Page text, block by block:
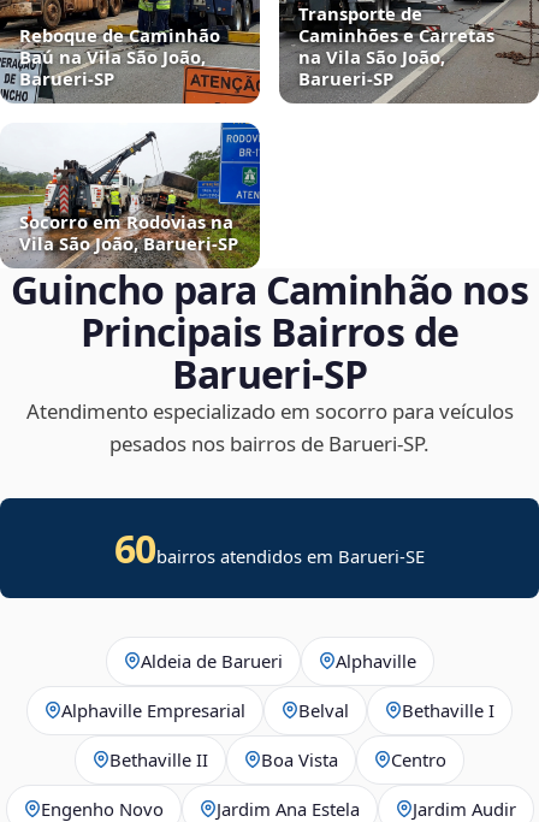
Reboque de Caminhão
Baú na Vila São João,
Barueri‑SP
Transporte de
Caminhões e Carretas
na Vila São João,
Barueri‑SP
Socorro em Rodovias na
Vila São João, Barueri‑SP
Guincho para Caminhão nos
Principais Bairros de
Barueri‑SP
Atendimento especializado em socorro para veículos
pesados nos bairros de Barueri‑SP.
60bairros atendidos em Barueri-SE
Aldeia de Barueri Alphaville
Alphaville Empresarial Belval Bethaville I
Bethaville II Boa Vista Centro
Engenho Novo Jardim Ana Estela Jardim Audir